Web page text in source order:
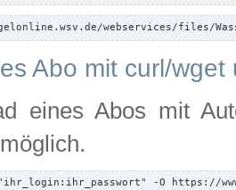
webservices/files/
Abo mit curl/
eines Abos mit
-O https://